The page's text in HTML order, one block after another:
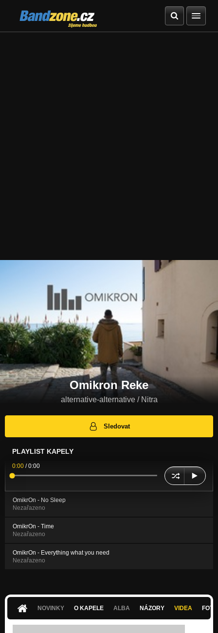
Bandzone.cz
žijeme hudbou
Omikron Reke
alternative-alternative / Nitra
Sledovat
PLAYLIST KAPELY
0:00 /0:00
OmikrOn - No Sleep
Nezařazeno
OmikrOn - Time
Nezařazeno
OmikrOn - Everything what you need
Nezařazeno
NOVINKY O KAPELE ALBA NÁZORY VIDEA